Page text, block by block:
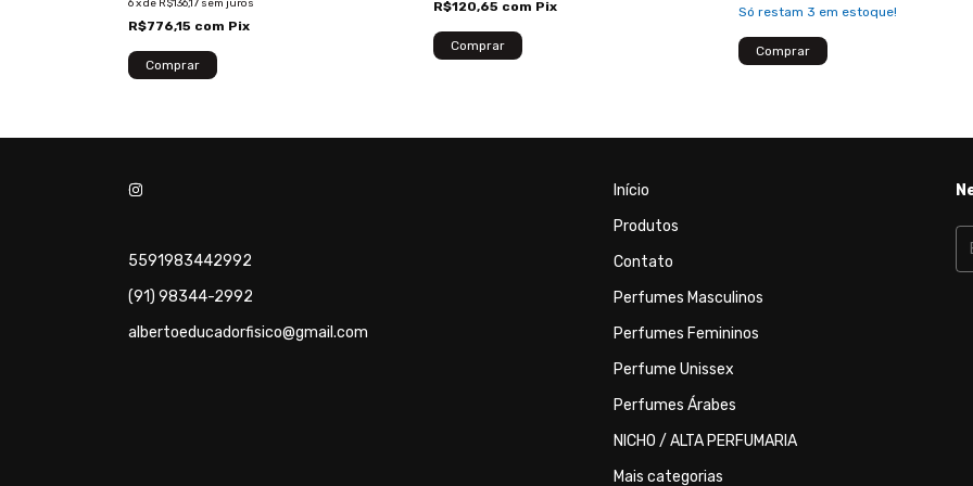
6xde R$136,17 sem juros
R$776,15 com Pix
R$120,65 com Pix
Só restam 3 em estoque!
Comprar
5591983442992
(91) 98344-2992
albertoeducadorfisico@gmail.com
Início
Produtos
Contato
Perfumes Masculinos
Perfumes Femininos
Perfume Unissex
Perfumes Árabes
NICHO / ALTA PERFUMARIA
Mais categorias